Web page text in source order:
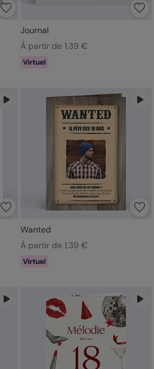
Journal
À partir de 1,39 €
Virtuel
Wanted
À partir de 1,39 €
Virtuel